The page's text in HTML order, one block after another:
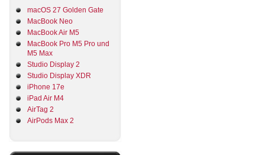
macOS 27 Golden Gate
MacBook Neo
MacBook Air M5
MacBook Pro M5 Pro und
M5 Max
Studio Display 2
Studio Display XDR
iPhone 17e
iPad Air M4
AirTag 2
AirPods Max 2